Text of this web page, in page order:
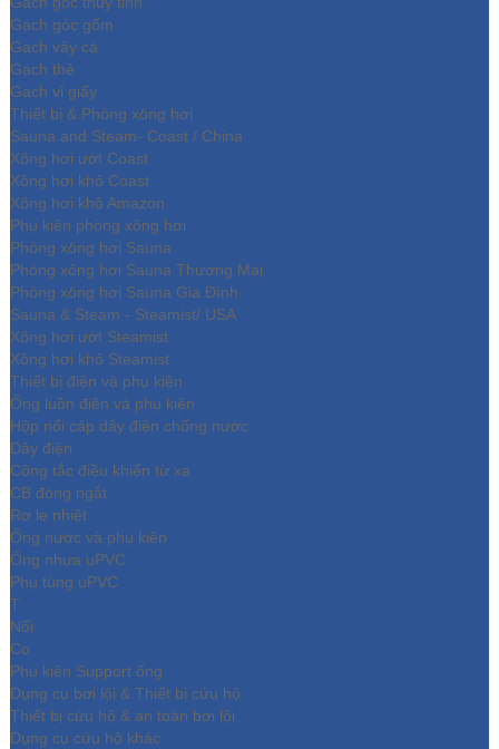
Gạch góc gốm
Gạch vảy cá
Gạch thẻ
Gạch vỉ giấy
Thiết bị & Phòng xông hơi
Sauna and Steam- Coast / China
Xông hơi ướt Coast
Xông hơi khô Coast
Xông hơi khô Amazon
Phụ kiện phòng xông hơi
Phòng xông hơi Sauna
Phòng xông hơi Sauna Thương Mại
Phòng xông hơi Sauna Gia Đình
Sauna & Steam - Steamist/ USA
Xông hơi ướt Steamist
Xông hơi khô Steamist
Thiết bị điện và phụ kiện
Ống luồn điện và phụ kiện
Hộp nối cáp dây điện chống nước
Dây điện
Công tắc điều khiển từ xa
CB đóng ngắt
Rơ le nhiệt
Ống nước và phụ kiện
Ống nhựa uPVC
Phụ tùng uPVC
T
Nối
Co
Phụ kiện Support ống
Dụng cụ bơi lội & Thiết bị cứu hộ
Thiết bị cứu hộ & an toàn bơi lội
Dụng cụ cứu hộ khác